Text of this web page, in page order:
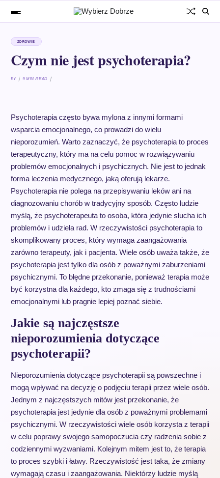
ZDROWIE
Czym nie jest psychoterapia?
BY 9 MIN READ
Psychoterapia często bywa mylona z innymi formami
wsparcia emocjonalnego, co prowadzi do wielu
nieporozumień. Warto zaznaczyć, że psychoterapia to proces
terapeutyczny, który ma na celu pomoc w rozwiązywaniu
problemów emocjonalnych i psychicznych. Nie jest to jednak
forma leczenia medycznego, jaką oferują lekarze.
Psychoterapia nie polega na przepisywaniu leków ani na
diagnozowaniu chorób w tradycyjny sposób. Często ludzie
myślą, że psychoterapeuta to osoba, która jedynie słucha ich
problemów i udziela rad. W rzeczywistości psychoterapia to
skomplikowany proces, który wymaga zaangażowania
zarówno terapeuty, jak i pacjenta. Wiele osób uważa także, że
psychoterapia jest tylko dla osób z poważnymi zaburzeniami
psychicznymi. To błędne przekonanie, ponieważ terapia może
być korzystna dla każdego, kto zmaga się z trudnościami
emocjonalnymi lub pragnie lepiej poznać siebie.
Jakie są najczęstsze
nieporozumienia dotyczące
psychoterapii?
Nieporozumienia dotyczące psychoterapii są powszechne i
mogą wpływać na decyzję o podjęciu terapii przez wiele osób.
Jednym z najczęstszych mitów jest przekonanie, że
psychoterapia jest jedynie dla osób z poważnymi problemami
psychicznymi. W rzeczywistości wiele osób korzysta z terapii
w celu poprawy swojego samopoczucia czy radzenia sobie z
codziennymi wyzwaniami. Kolejnym mitem jest to, że terapia
to proces szybki i łatwy. Rzeczywistość jest taka, że zmiany
wymagają czasu i zaangażowania. Niektórzy ludzie myślą